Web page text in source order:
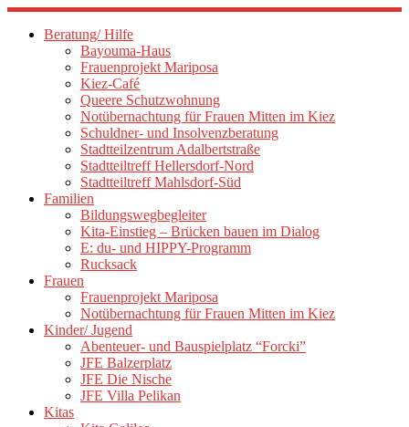
Zum
Inhalt
Beratung/ Hilfe
Bayouma-Haus
Frauenprojekt Mariposa
Kiez-Café
Queere Schutzwohnung
Notübernachtung für Frauen Mitten im Kiez
Schuldner- und Insolvenzberatung
Stadtteilzentrum Adalbertstraße
Stadtteiltreff Hellersdorf-Nord
Stadtteiltreff Mahlsdorf-Süd
Familien
Bildungswegbegleiter
Kita-Einstieg – Brücken bauen im Dialog
E: du- und HIPPY-Programm
Rucksack
Frauen
Frauenprojekt Mariposa
Notübernachtung für Frauen Mitten im Kiez
Kinder/ Jugend
Abenteuer- und Bauspielplatz “Forcki”
JFE Balzerplatz
JFE Die Nische
JFE Villa Pelikan
Kitas